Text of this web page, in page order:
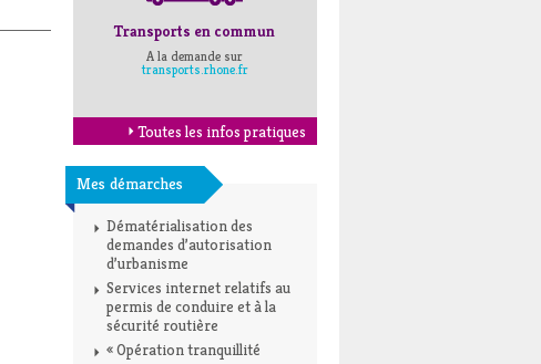
Transports en commun
A la demande sur
transports.rhone.fr
Toutes les infos pratiques
Mes démarches
Dématérialisation des
demandes d’autorisation
d’urbanisme
Services internet relatifs au
permis de conduire et à la
sécurité routière
« Opération tranquillité